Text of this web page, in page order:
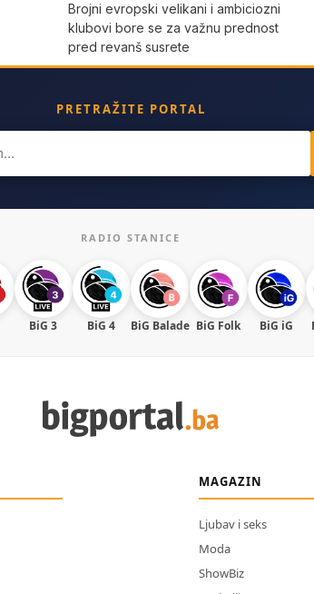
Brojni evropski velikani i ambiciozni
klubovi bore se za važnu prednost
pred revanš susrete
PRETRAŽITE PORTAL
RADIO STANICE
BiG 3 BiG 4 BiG Balade BiG Folk BiG iG
MAGAZIN
Ljubav i seks
Moda
ShowBiz